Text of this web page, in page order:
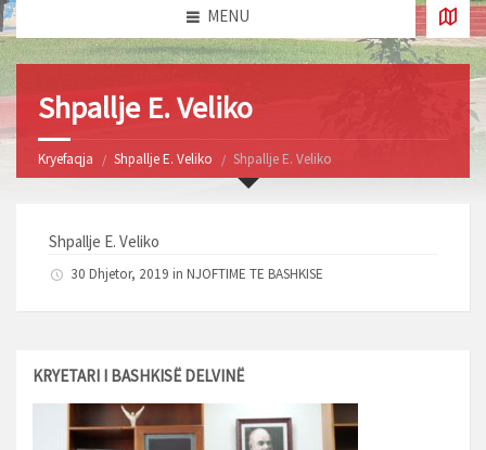
MENU
Shpallje E. Veliko
Kryefaqja Shpallje E. Veliko Shpallje E. Veliko
Shpallje E. Veliko
30 Dhjetor, 2019 in NJOFTIME TE BASHKISE
KRYETARI I BASHKISË DELVINË